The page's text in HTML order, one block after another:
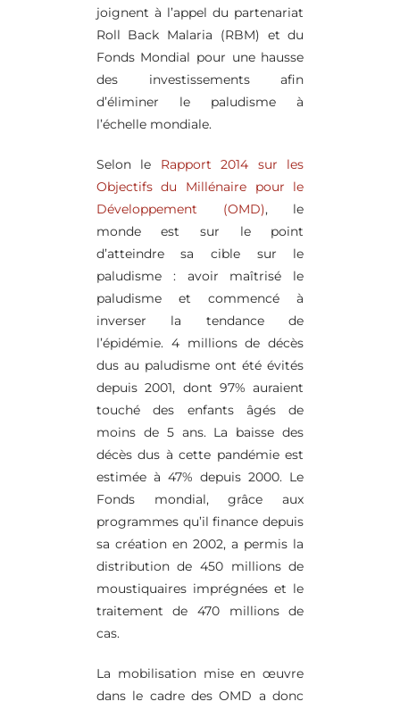
joignent à l’appel du partenariat
Roll Back Malaria (RBM) et du
Fonds Mondial pour une hausse
des investissements afin
d’éliminer le paludisme à
l’échelle mondiale.
Selon le Rapport 2014 sur les
Objectifs du Millénaire pour le
Développement (OMD), le
monde est sur le point
d’atteindre sa cible sur le
paludisme : avoir maîtrisé le
paludisme et commencé à
inverser la tendance de
l’épidémie. 4 millions de décès
dus au paludisme ont été évités
depuis 2001, dont 97% auraient
touché des enfants âgés de
moins de 5 ans. La baisse des
décès dus à cette pandémie est
estimée à 47% depuis 2000. Le
Fonds mondial, grâce aux
programmes qu’il finance depuis
sa création en 2002, a permis la
distribution de 450 millions de
moustiquaires imprégnées et le
traitement de 470 millions de
cas.
La mobilisation mise en œuvre
dans le cadre des OMD a donc